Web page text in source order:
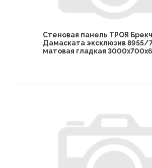
Стеновая панель ТРОЯ
Дамаската эксклюзив 8955/
матовая гладкая